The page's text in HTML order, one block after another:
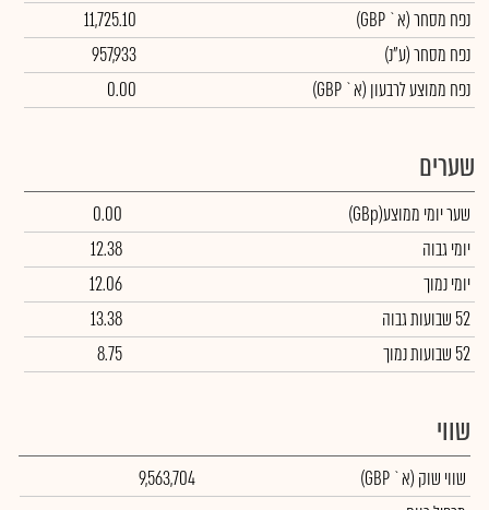
נפח מסחר(א` GBP)
11,725.10
נפח מסחר(ע"נ)
957,933
נפח ממוצע לרבעון (א` GBP)
0.00
שערים
שער יומי ממוצע(GBp)
0.00
יומי גבוה
12.38
יומי נמוך
12.06
52 שבועות גבוה
13.38
52 שבועות נמוך
8.75
שווי
שווי שוק (א` GBP)
9,563,704